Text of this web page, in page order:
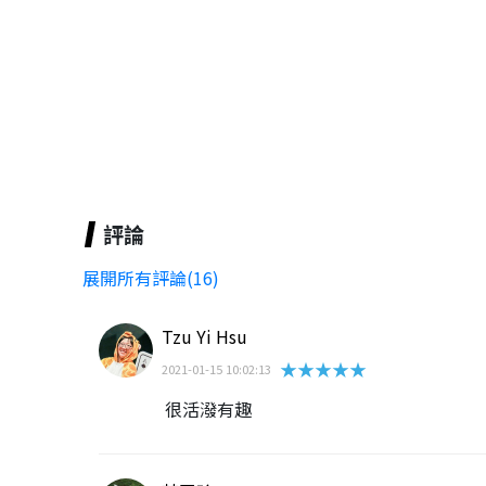
評論
展開所有評論(16)
Tzu Yi Hsu
2021-01-15 10:02:13
★★★★★
很活潑有趣